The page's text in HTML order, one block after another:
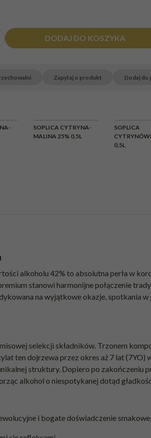
DODAJ DO KOSZYKA
Zapytaj o produkt Dodaj do
SOPLICA CYTRYNA-
MALINA 25% 0,5L
SOPLICA
0,5L
alkoholu 42% to absolutna perła w
stanowi harmonijne połączenie
na wyjątkowe okazje, spotkania
selekcji składników. Trzonem
ten dojrzewa przez okres aż 7 lat (7YO)
struktury. Dopiero po zakończeniu
alkohol o niespotykanej dotąd
i bogate doświadczenie